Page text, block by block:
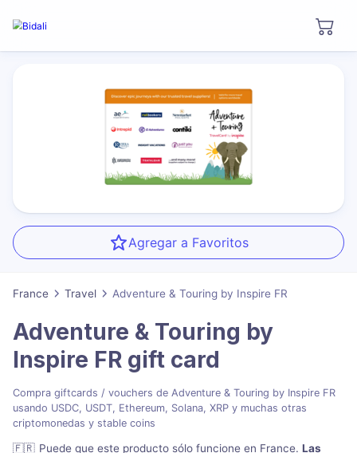
Agregar a Favoritos
France Travel Adventure & Touring by Inspire FR
Adventure & Touring by
Inspire FR gift card
Compra giftcards / vouchers de Adventure & Touring by Inspire FR
usando USDC, USDT, Ethereum, Solana, XRP y muchas otras
criptomonedas y stable coins
🇫🇷 Puede que este producto sólo funcione en France. Las